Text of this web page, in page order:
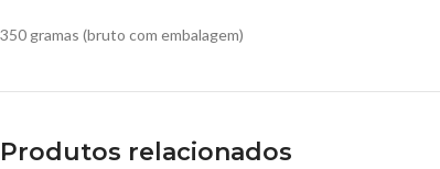
350 gramas (bruto com embalagem)
Produtos relacionados